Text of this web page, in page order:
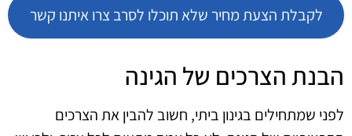
לקבלת הצעת מחיר שלא תוכלו לסרב צרו איתנו קשר
הבנת הצרכים של הגינה
לפני שמתחילים בגינון ביתי, חשוב להבין את הצרכים